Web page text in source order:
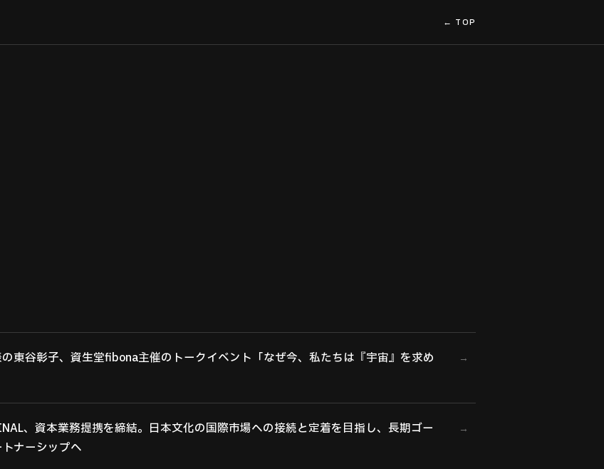
← TOP
東谷彰子、資生堂fibona主催のトークイベント「なぜ今、私たちは『宇宙』を求め
→
、資本業務提携を締結。日本文化の国際市場への接続と定着を目指し、長期ゴー
ナーシップへ
→